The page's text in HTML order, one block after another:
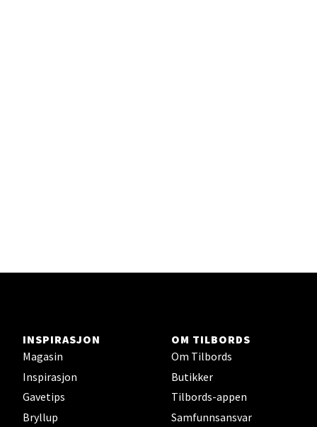
INSPIRASJON
Magasin
Inspirasjon
Gavetips
Bryllup
OM TILBORDS
Om Tilbords
Butikker
Tilbords-appen
Samfunnsansvar
Kanebogen